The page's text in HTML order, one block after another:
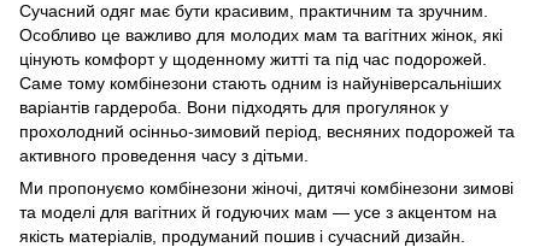
Сучасний одяг має бути красивим, практичним та зручним.
Особливо це важливо для молодих мам та вагітних жінок, які
цінують комфорт у щоденному житті та під час подорожей.
Саме тому комбінезони стають одним із найуніверсальніших
варіантів гардероба. Вони підходять для прогулянок у
прохолодний осінньо-зимовий період, весняних подорожей та
активного проведення часу з дітьми.
Ми пропонуємо комбінезони жіночі, дитячі комбінезони зимові
та моделі для вагітних й годуючих мам — усе з акцентом на
якість матеріалів, продуманий пошив і сучасний дизайн.